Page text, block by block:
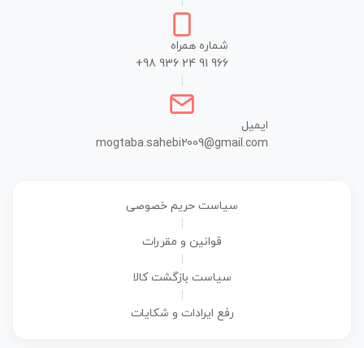
شماره همراه
+98 936 24 91 966
ایمیل
mogtaba.sahebi2009@gmail.com
سیاست حریم خصوصی
قوانین و مقررات
سیاست بازگشت کالا
رفع ایرادات و شکایات